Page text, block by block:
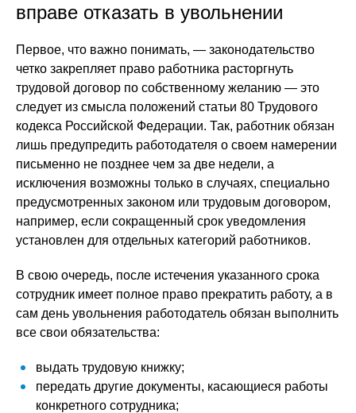
вправе отказать в увольнении
Первое, что важно понимать, — законодательство
четко закрепляет право работника расторгнуть
трудовой договор по собственному желанию — это
следует из смысла положений статьи 80 Трудового
кодекса Российской Федерации. Так, работник обязан
лишь предупредить работодателя о своем намерении
письменно не позднее чем за две недели, а
исключения возможны только в случаях, специально
предусмотренных законом или трудовым договором,
например, если сокращенный срок уведомления
установлен для отдельных категорий работников.
В свою очередь, после истечения указанного срока
сотрудник имеет полное право прекратить работу, а в
сам день увольнения работодатель обязан выполнить
все свои обязательства:
выдать трудовую книжку;
передать другие документы, касающиеся работы
конкретного сотрудника;